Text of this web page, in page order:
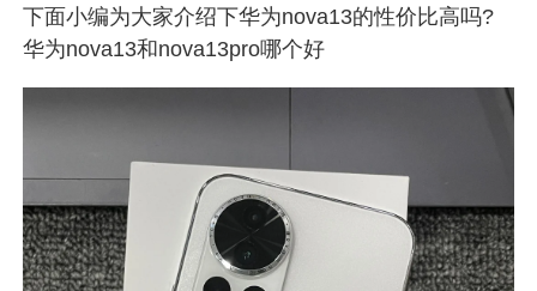
下面小编为大家介绍下华为nova13的性价比高吗?
华为nova13和nova13pro哪个好